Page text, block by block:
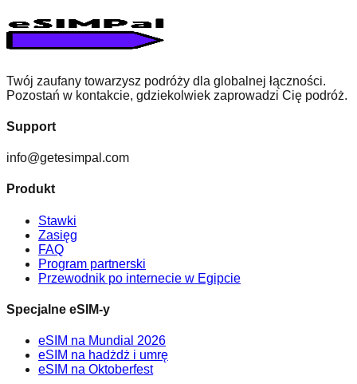
Twój zaufany towarzysz podróży dla globalnej łączności.
Pozostań w kontakcie, gdziekolwiek zaprowadzi Cię podróż.
Support
info@getesimpal.com
Produkt
Stawki
Zasięg
FAQ
Program partnerski
Przewodnik po internecie w Egipcie
Specjalne eSIM-y
eSIM na Mundial 2026
eSIM na hadżdż i umrę
eSIM na Oktoberfest